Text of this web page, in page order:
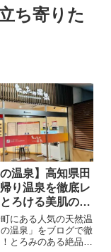
ち寄りた
の温泉】高知県田
り温泉を徹底レ
ろける美肌の
サウナ・料金・
にある人気の天然温
温泉」をブログで徹
とろみのある絶品の